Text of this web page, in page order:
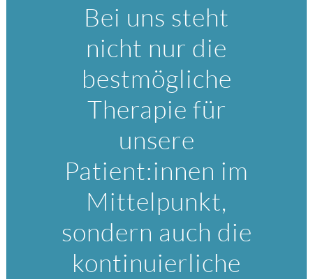
Bei uns steht
nicht nur die
bestmögliche
Therapie für
unsere
Patient:innen im
Mittelpunkt,
sondern auch die
kontinuierliche